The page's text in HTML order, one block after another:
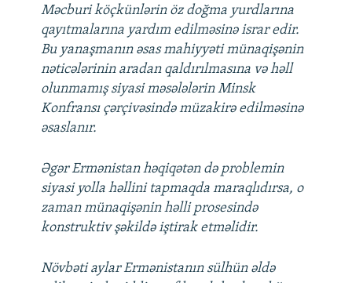
Məcburi köçkünlərin öz doğma yurdlarına
qayıtmalarına yardım edilməsinə israr edir.
Bu yanaşmanın əsas mahiyyəti münaqişənin
nəticələrinin aradan qaldırılmasına və həll
olunmamış siyasi məsələlərin Minsk
Konfransı çərçivəsində müzakirə edilməsinə
əsaslanır.
Əgər Ermənistan həqiqətən də problemin
siyasi yolla həllini tapmaqda maraqlıdırsa, o
zaman münaqişənin həlli prosesində
konstruktiv şəkildə iştirak etməlidir.
Növbəti aylar Ermənistanın sülhün əldə